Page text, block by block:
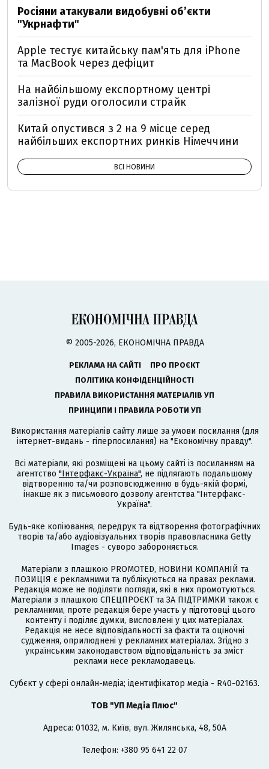
Росіяни атакували видобувні обʼєкти
"Укрнафти"
Apple тестує китайську пам'ять для iPhone
та MacBook через дефіцит
На найбільшому експортному центрі
залізної руди оголосили страйк
Китай опустився з 2 на 9 місце серед
найбільших експортних ринків Німеччини
ВСІ НОВИНИ
© 2005-2026, ЕКОНОМІЧНА ПРАВДА
РЕКЛАМА НА САЙТІ
ПРО ПРОЄКТ
ПОЛІТИКА КОНФІДЕНЦІЙНОСТІ
ПРАВИЛА ВИКОРИСТАННЯ МАТЕРІАЛІВ УП
ПРИНЦИПИ І ПРАВИЛА РОБОТИ УП
Використання матеріалів сайту лише за умови посилання (для
інтернет-видань - гіперпосилання) на "Економічну правду".
Всі матеріали, які розміщені на цьому сайті із посиланням на
агентство "Інтерфакс-Україна", не підлягають подальшому
відтворенню та/чи розповсюдженню в будь-якій формі,
інакше як з письмового дозволу агентства "Інтерфакс-
Україна".
Будь-яке копіювання, передрук та відтворення фотографічних
творів та/або аудіовізуальних творів правовласника Getty
Images - суворо забороняється.
Матеріали з плашкою PROMOTED, НОВИНИ КОМПАНІЙ та
ПОЗИЦІЯ є рекламними та публікуються на правах реклами.
Редакція може не поділяти погляди, які в них промотуються.
Матеріали з плашкою СПЕЦПРОЄКТ та ЗА ПІДТРИМКИ також є
рекламними, проте редакція бере участь у підготовці цього
контенту і поділяє думки, висловлені у цих матеріалах.
Редакція не несе відповідальності за факти та оціночні
судження, оприлюднені у рекламних матеріалах. Згідно з
українським законодавством відповідальність за зміст
реклами несе рекламодавець.
Cубєкт у сфері онлайн-медіа; ідентифікатор медіа - R40-02163.
ТОВ "УП Медіа Плюс"
Адреса: 01032, м. Київ, вул. Жилянська, 48, 50А
Телефон: +380 95 641 22 07